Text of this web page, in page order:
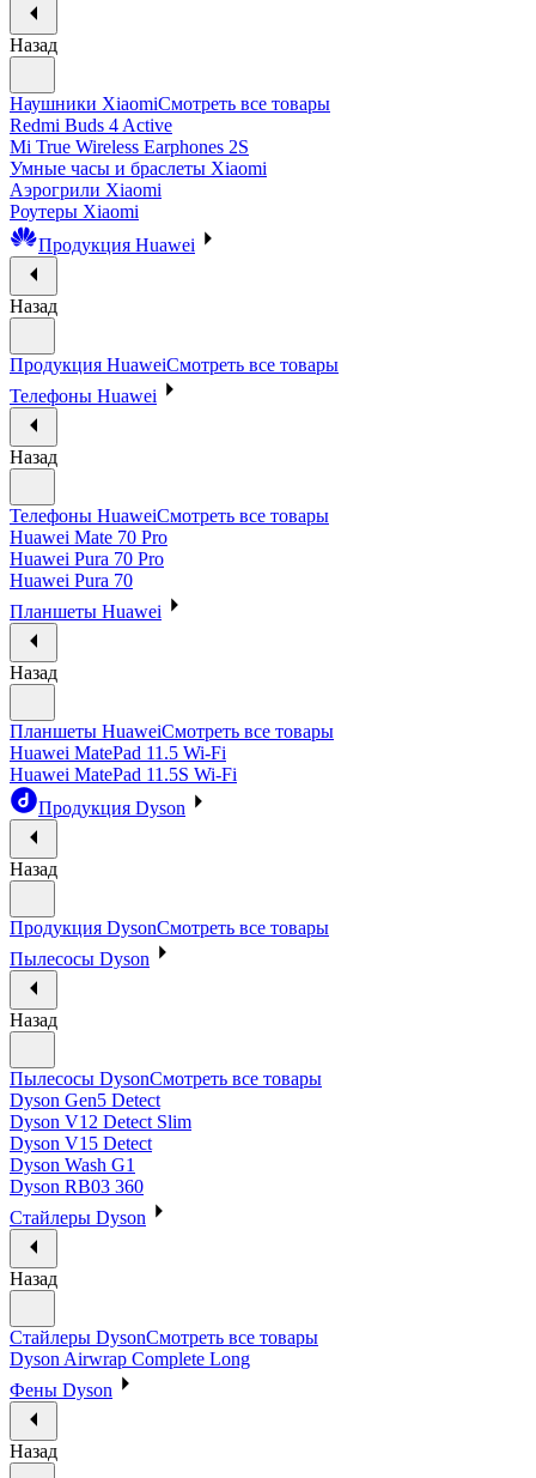
Назад
Наушники XiaomiСмотреть все товары
Redmi Buds 4 Active
Mi True Wireless Earphones 2S
Умные часы и браслеты Xiaomi
Аэрогрили Xiaomi
Роутеры Xiaomi
Продукция Huawei
Назад
Продукция HuaweiСмотреть все товары
Телефоны Huawei
Назад
Телефоны HuaweiСмотреть все товары
Huawei Mate 70 Pro
Huawei Pura 70 Pro
Huawei Pura 70
Планшеты Huawei
Назад
Планшеты HuaweiСмотреть все товары
Huawei MatePad 11.5 Wi-Fi
Huawei MatePad 11.5S Wi-Fi
Продукция Dyson
Назад
Продукция DysonСмотреть все товары
Пылесосы Dyson
Назад
Пылесосы DysonСмотреть все товары
Dyson Gen5 Detect
Dyson V12 Detect Slim
Dyson V15 Detect
Dyson Wash G1
Dyson RB03 360
Стайлеры Dyson
Назад
Стайлеры DysonСмотреть все товары
Dyson Airwrap Complete Long
Фены Dyson
Назад